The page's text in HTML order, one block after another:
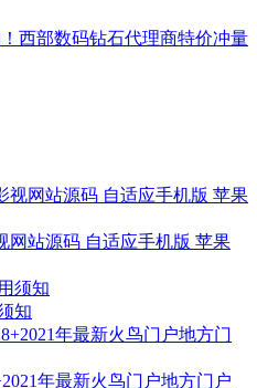
网站源码 自适应手机版 苹果
知
年最新火鸟门户地方门户